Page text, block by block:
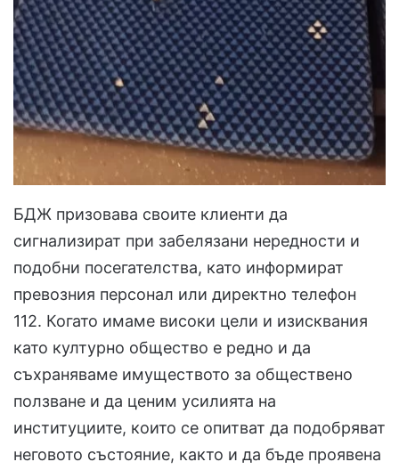
БДЖ призовава своите клиенти да
сигнализират при забелязани нередности и
подобни посегателства, като информират
превозния персонал или директно телефон
112. Когато имаме високи цели и изисквания
като културно общество е редно и да
съхраняваме имуществото за обществено
ползване и да ценим усилията на
институциите, които се опитват да подобряват
неговото състояние, както и да бъде проявена